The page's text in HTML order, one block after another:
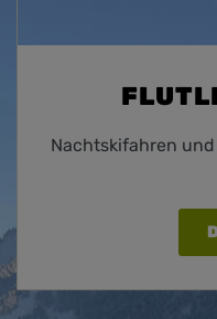
Nachtskifahren